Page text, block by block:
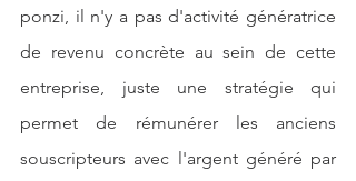
ponzi, il n'y a pas d'activité génératrice
de revenu concrète au sein de cette
entreprise, juste une stratégie qui
permet de rémunérer les anciens
souscripteurs avec l'argent généré par